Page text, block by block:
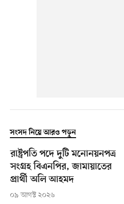
সংসদ নিয়ে আরও পড়ুন
রাষ্ট্রপতি পদে দুটি মনোনয়নপত্র
সংগ্রহ বিএনপির, জামায়াতের
প্রার্থী অলি আহমদ
০৯ আগস্ট ২০২৬